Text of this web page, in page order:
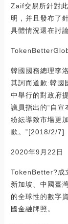
Zaif交易所針對
明，并且發布了
具體情況還在討
韓國國務總理李
其詞而道歉:韓國
中舉行的對政府
議員指出的“自
紛紜導致市場更
歉。”[2018/2/7]
2020年9月22日
TokenBetter?成
新加坡、中國臺
的全球性的數字
國金融牌照。